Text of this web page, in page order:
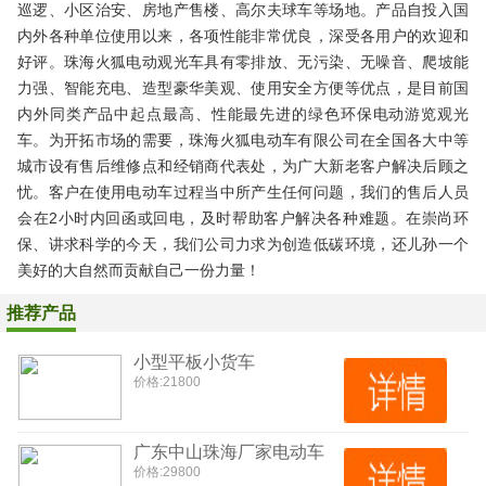
巡逻、小区治安、房地产售楼、高尔夫球车等场地。产品自投入国
内外各种单位使用以来，各项性能非常优良，深受各用户的欢迎和
好评。珠海火狐电动观光车具有零排放、无污染、无噪音、爬坡能
力强、智能充电、造型豪华美观、使用安全方便等优点，是目前国
内外同类产品中起点最高、性能最先进的绿色环保电动游览观光
车。为开拓市场的需要，珠海火狐电动车有限公司在全国各大中等
城市设有售后维修点和经销商代表处，为广大新老客户解决后顾之
忧。客户在使用电动车过程当中所产生任何问题，我们的售后人员
会在2小时内回函或回电，及时帮助客户解决各种难题。在崇尚环
保、讲求科学的今天，我们公司力求为创造低碳环境，还儿孙一个
美好的大自然而贡献自己一份力量！
推荐产品
小型平板小货车
价格:21800
广东中山珠海厂家电动车
价格:29800